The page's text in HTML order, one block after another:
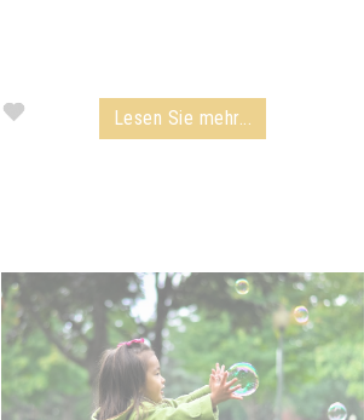
Lesen Sie mehr...